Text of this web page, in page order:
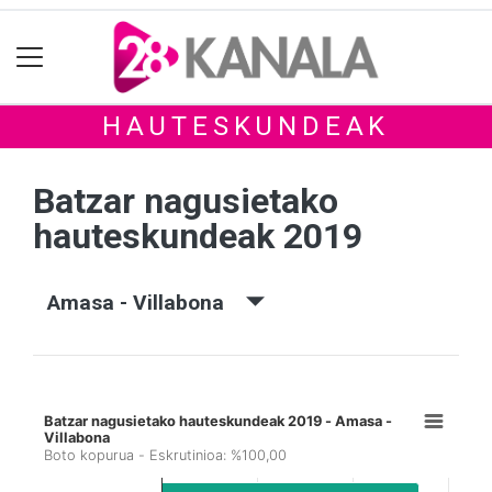
HAUTESKUNDEAK
Batzar nagusietako
hauteskundeak 2019
Amasa - Villabona
Batzar nagusietako hauteskundeak 2019 - Amasa -
Villabona
Boto kopurua - Eskrutinioa: %100,00